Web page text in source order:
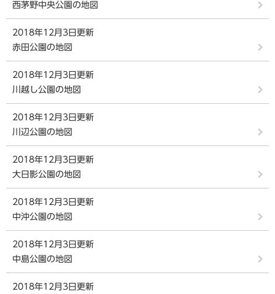
西茅野中央公園の地図
2018年12月3日更新
赤田公園の地図
2018年12月3日更新
川越し公園の地図
2018年12月3日更新
川辺公園の地図
2018年12月3日更新
大日影公園の地図
2018年12月3日更新
中沖公園の地図
2018年12月3日更新
中島公園の地図
2018年12月3日更新